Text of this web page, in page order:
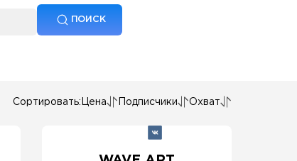
ПОИСК
Сортировать: Цена Подписчики Охват